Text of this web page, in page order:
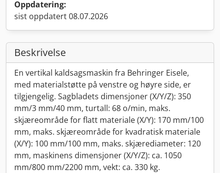
Oppdatering:
sist oppdatert 08.07.2026
Beskrivelse
En vertikal kaldsagsmaskin fra Behringer Eisele,
med materialstøtte på venstre og høyre side, er
tilgjengelig. Sagbladets dimensjoner (X/Y/Z): 350
mm/3 mm/40 mm, turtall: 68 o/min, maks.
skjæreområde for flatt materiale (X/Y): 170 mm/100
mm, maks. skjæreområde for kvadratisk materiale
(X/Y): 100 mm/100 mm, maks. skjærediameter: 120
mm, maskinens dimensjoner (X/Y/Z): ca. 1050
mm/800 mm/2200 mm, vekt: ca. 330 kg.